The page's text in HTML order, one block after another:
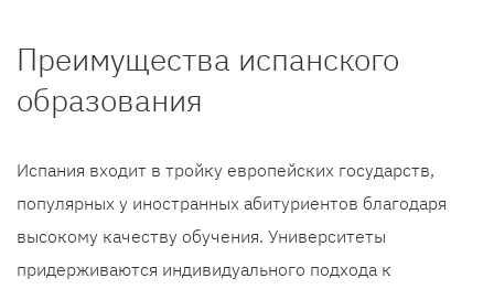
Преимущества испанского
образования
Испания входит в тройку европейских государств,
популярных у иностранных абитуриентов благодаря
высокому качеству обучения. Университеты
придерживаются индивидуального подхода к